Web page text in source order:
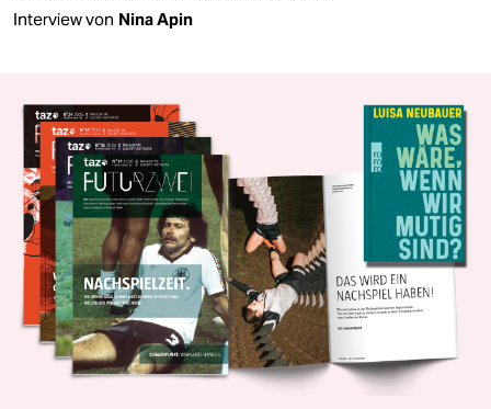
Interview von Nina Apin